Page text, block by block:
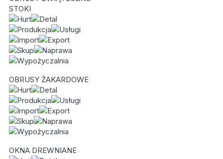
STOKI
OBRUSY ŻAKARDOWE
OKNA DREWNIANE